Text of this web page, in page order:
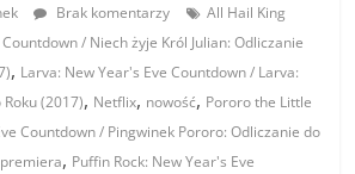
Brak komentarzy
All Hail King
/ Niech żyje Król Julian: Odliczanie
, Larva: New Year's Eve Countdown / Larva:
(2017), Netflix, nowość, Pororo the Little
Countdown / Pingwinek Pororo: Odliczanie do
premiera, Puffin Rock: New Year's Eve